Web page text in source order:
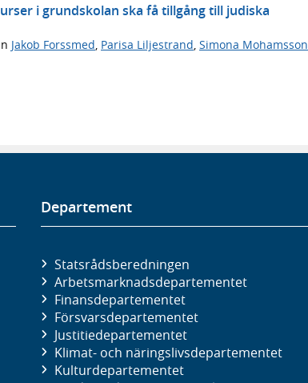
i grundskolan ska få tillgång till judiska
Jakob Forssmed, Parisa Liljestrand, Simona Mohamsson
Departement
Statsrådsberedningen
Arbetsmarknads­departementet
Finans­departementet
Försvars­departementet
Justitie­departementet
Klimat- och näringslivs­departementet
Kultur­departementet